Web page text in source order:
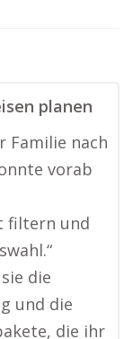
planen
Familie nach
vorab
filtern und
die
und die
die ihr